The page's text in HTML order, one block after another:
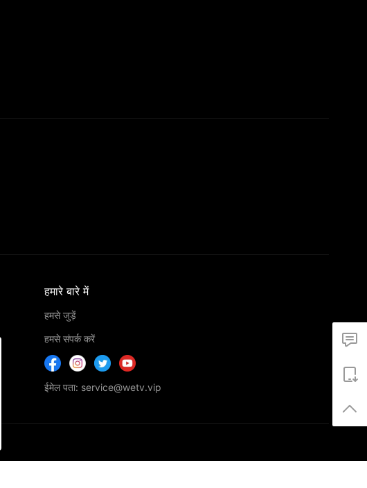
हमारे बारे में
हमसे जुड़ें
हमसे संपर्क करें
ईमेल पता: service@wetv.vip